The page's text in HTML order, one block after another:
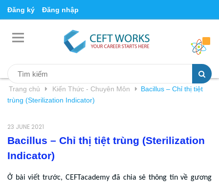
Đăng ký Đăng nhập
Trang chủ Kiến Thức - Chuyên Môn
Bacillus – Chỉ thị tiệt
trùng (Sterilization Indicator)
23 JUNE 2021
Bacillus – Chỉ thị tiệt trùng (Sterilization
Indicator)
Ở bài viết trước, CEFTacademy đã chia sẻ thông tin về gương